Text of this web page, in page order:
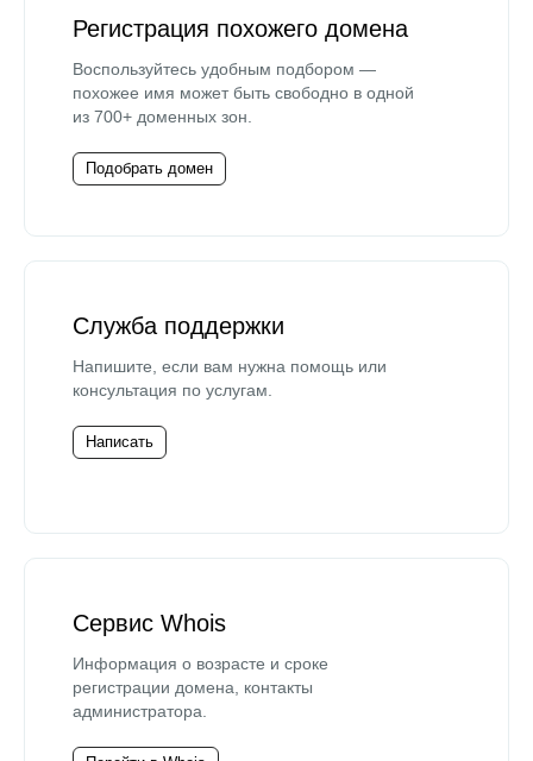
Регистрация похожего домена
Воспользуйтесь удобным подбором —
похожее имя может быть свободно в одной
из 700+ доменных зон.
Подобрать домен
Служба поддержки
Напишите, если вам нужна помощь или
консультация по услугам.
Написать
Сервис Whois
Информация о возрасте и сроке
регистрации домена, контакты
администратора.